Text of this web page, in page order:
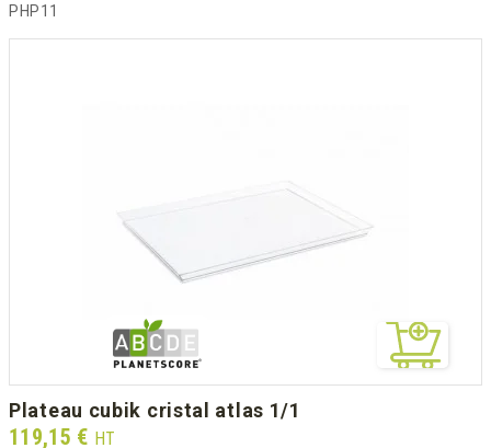
PHP11
plateau cubik cristal atlas 1/1
Prix
119,15 € HT